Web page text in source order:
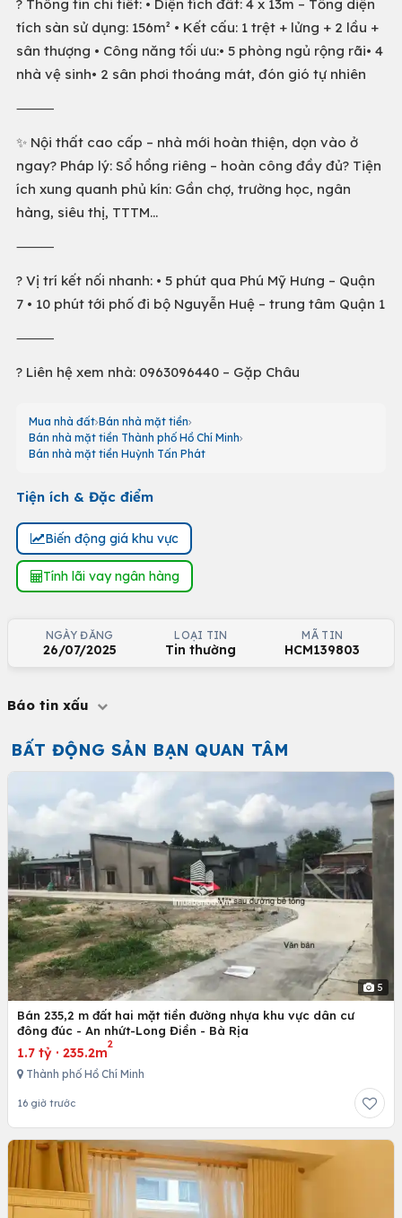
? Thông tin chi tiết: • Diện tích đất: 4 x 13m – Tổng diện
tích sàn sử dụng: 156m² • Kết cấu: 1 trệt + lửng + 2 lầu +
sân thượng • Công năng tối ưu:• 5 phòng ngủ rộng rãi• 4
nhà vệ sinh• 2 sân phơi thoáng mát, đón gió tự nhiên
⸻
✨ Nội thất cao cấp – nhà mới hoàn thiện, dọn vào ở
ngay? Pháp lý: Sổ hồng riêng – hoàn công đầy đủ? Tiện
ích xung quanh phủ kín: Gần chợ, trường học, ngân
hàng, siêu thị, TTTM…
⸻
? Vị trí kết nối nhanh: • 5 phút qua Phú Mỹ Hưng – Quận
7 • 10 phút tới phố đi bộ Nguyễn Huệ – trung tâm Quận 1
⸻
? Liên hệ xem nhà: 0963096440 – Gặp Châu
Mua nhà đất Bán nhà mặt tiền
Bán nhà mặt tiền Thành phố Hồ Chí Minh
Bán nhà mặt tiền Huỳnh Tấn Phát
Tiện ích & Đặc điểm
Biến động giá khu vực
Tính lãi vay ngân hàng
NGÀY ĐĂNG
26/07/2025
LOẠI TIN
Tin thường
MÃ TIN
HCM139803
Báo tin xấu
BẤT ĐỘNG SẢN BẠN QUAN TÂM
5
Bán 235,2 m đất hai mặt tiền đường nhựa khu vực dân cư
đông đúc - An nhứt-Long Điền - Bà Rịa
1.7 tỷ · 235.2m
2
Thành phố Hồ Chí Minh
16 giờ trước